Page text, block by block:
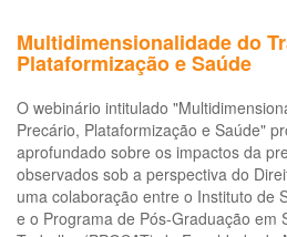
Multidimensionalidade do
Plataformização e Saúde
O webinário intitulado
Precário, Plataformização e Saúde"
aprofundado sobre os impactos da
observados sob a perspectiva do
uma colaboração entre o Instituto de
e o Programa de Pós-Graduação em